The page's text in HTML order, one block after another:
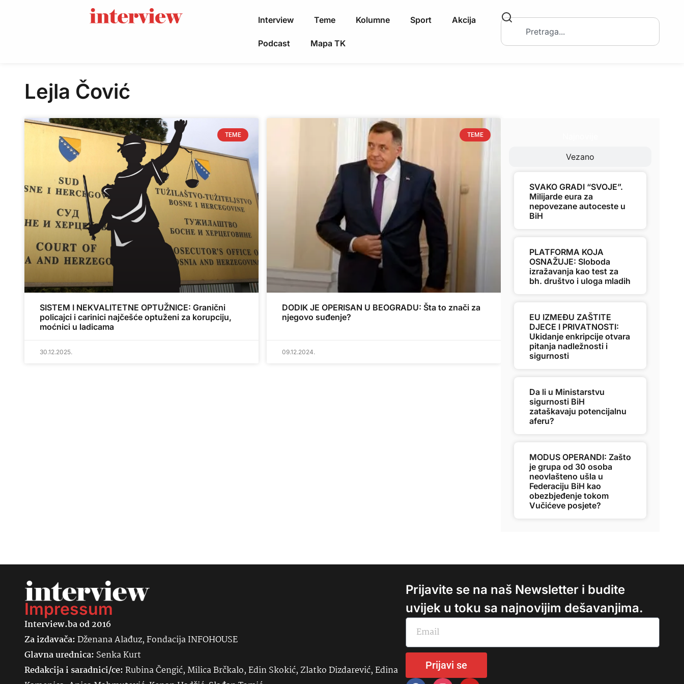
Interview Teme Kolumne Sport Akcija
Podcast Mapa TK
Lejla Čović
TEME
SISTEM I NEKVALITETNE OPTUŽNICE: Granični
policajci i carinici najčešće optuženi za korupciju,
moćnici u ladicama
30.12.2025.
TEME
DODIK JE OPERISAN U BEOGRADU: Šta to znači za
njegovo suđenje?
09.12.2024.
Vezano
SVAKO GRADI “SVOJE”.
Milijarde eura za
nepovezane autoceste u
BiH
PLATFORMA KOJA
OSNAŽUJE: Sloboda
izražavanja kao test za
bh. društvo i uloga mladih
EU IZMEĐU ZAŠTITE
DJECE I PRIVATNOSTI:
Ukidanje enkripcije otvara
pitanja nadležnosti i
sigurnosti
Da li u Ministarstvu
sigurnosti BiH
zataškavaju potencijalnu
aferu?
MODUS OPERANDI: Zašto
je grupa od 30 osoba
neovlašteno ušla u
Federaciju BiH kao
obezbjeđenje tokom
Vučićeve posjete?
Impressum
Interview.ba od 2016
Za izdavača:Dženana Alađuz, Fondacija INFOHOUSE
Glavna urednica: SenkaKurt
Redakcija i saradnici/ce:Rubina Čengić, Milica Brčkalo, Edin Skokić, Zlatko Dizdarević, Edina
Prijavite se na naš Newsletter i budite
uvijek u toku sa najnovijim dešavanjima.
Prijavi se